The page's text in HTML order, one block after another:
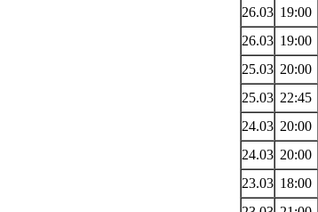
26.03 19:00
26.03 19:00
25.03 20:00
25.03 22:45
24.03 20:00
24.03 20:00
23.03 18:00